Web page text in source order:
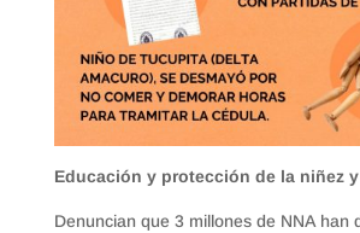
Educación y protección de la niñez
Denuncian que 3 millones de NNA han